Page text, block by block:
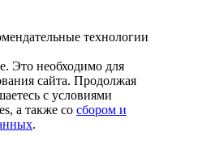
технологии
Это необходимо для
сайта. Продолжая
с условиями
а также со сбором и
.